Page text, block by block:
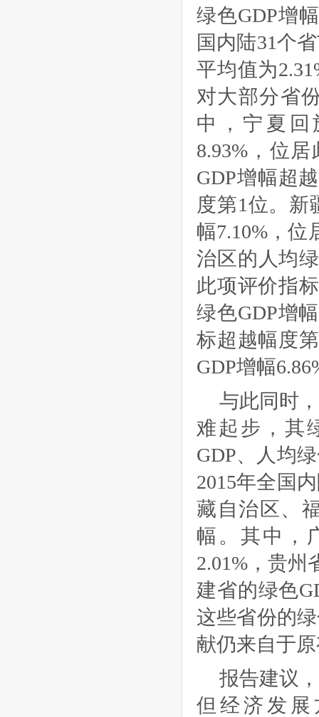
绿色GDP增
国内陆31个
平均值为
对大部分省
中，宁夏回
8.93%，位
GDP增幅超
度第1位。新
幅7.10%，
治区的人均
此项评价指
绿色GDP增
标超越幅度
GDP增幅
与此同时
难起步，其
GDP、人均
2015年全国
藏自治区、
幅。其中，
2.01%，贵州
建省的绿色
这些省份的
献仍来自于
报告建议
但经济发